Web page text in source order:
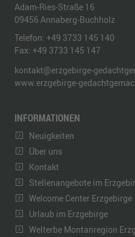
Adam-Ries-Straße 16
09456 Annaberg-Buchholz
Telefon: +49 3733 145 140
Fax: +49 3733 145 147
kontakt@erzgebirge-
www.erzgebirge-
INFORMATIONEN
Neuigkeiten
Über uns
Kontakt
Stellenangebote im
Welcome Center Erzgebirge
Urlaub im Erzgebirge
Welterbe Montanregion